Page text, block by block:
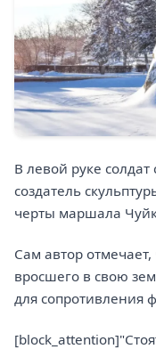
В левой руке солдат
создатель
черты маршала
Сам автор отмечает,
вросшего в свою
для сопротивления